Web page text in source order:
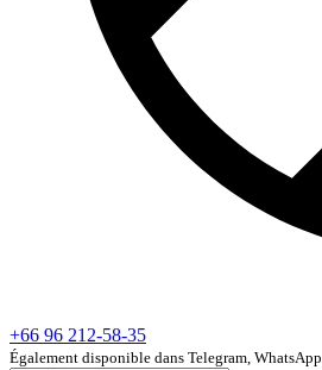
+66 96 212-58-35
Également disponible dans Telegram, WhatsApp